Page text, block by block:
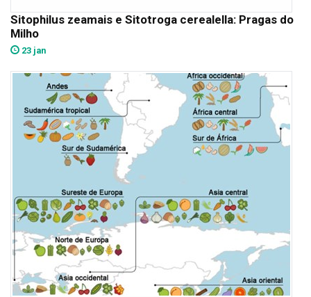
Sitophilus zeamais e Sitotroga cerealella: Pragas do
Milho
23 jan